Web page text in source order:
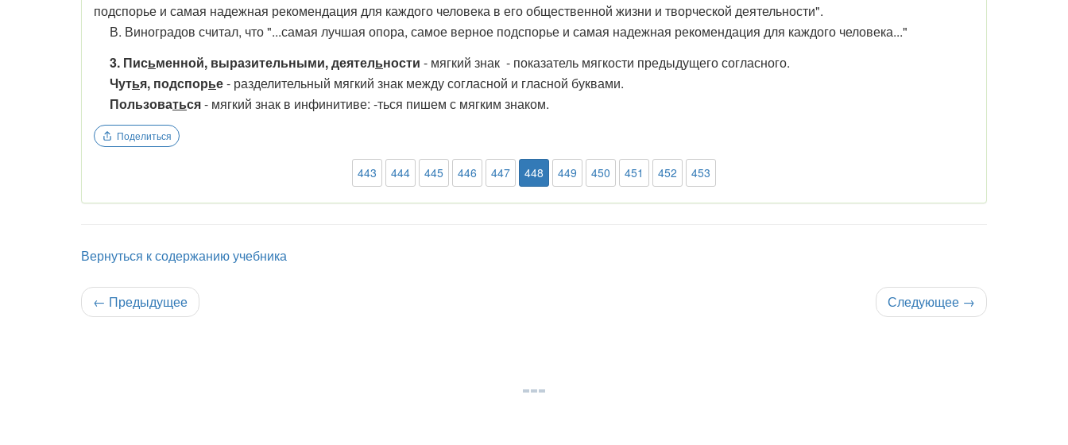
подспорье и самая надежная рекомендация для каждого человека в его общественной жизни и творческой деятельности".
В. Виноградов считал, что "...самая лучшая опора, самое верное подспорье и самая надежная рекомендация для каждого человека..."
3. Письменной, выразительными, деятельности - мягкий знак - показатель мягкости предыдущего согласного.
Чутья, подспорье- разделительный мягкий знак между согласной и гласной буквами.
Пользоваться- мягкий знак в инфинитиве: -ться пишем с мягким знаком.
Поделиться
443 444 445 446 447 448 449 450 451 452 453
Вернуться к содержанию учебника
← Предыдущее Следующее →